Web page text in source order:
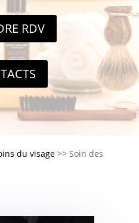
RDV
du visage>> Soin des